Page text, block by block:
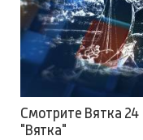
Смотрите Вятка
"Вятка"